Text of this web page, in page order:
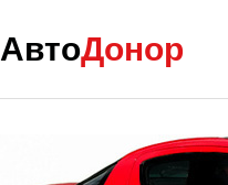
АвтоДонор